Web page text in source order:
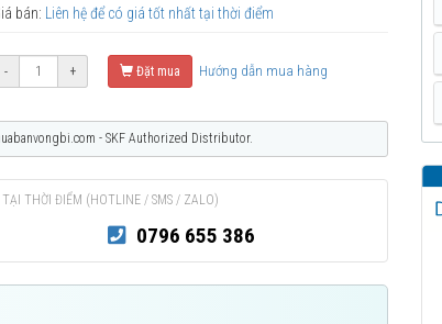
bán: Liên hệ để có giá tốt nhất tại thời điểm
- + Đặt mua Hướng dẫn mua hàng
- SKF Authorized Distributor.
THỜI ĐIỂM (HOTLINE / SMS / ZALO)
0796 655 386